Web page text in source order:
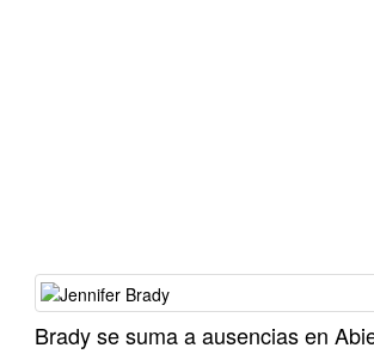
Brady se suma a ausencias en